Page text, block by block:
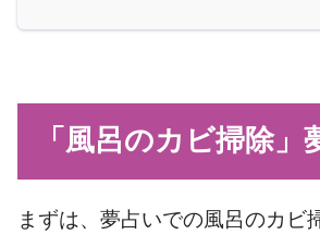
「風呂のカビ掃除」
まずは、夢占いでの風呂のカビ